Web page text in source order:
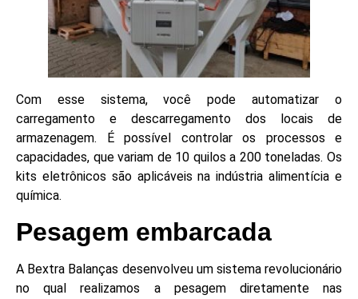
Com esse sistema, você pode automatizar o
carregamento e descarregamento dos locais de
armazenagem. É possível controlar os processos e
capacidades, que variam de 10 quilos a 200 toneladas. Os
kits eletrônicos são aplicáveis na indústria alimentícia e
química.
Pesagem embarcada
A Bextra Balanças desenvolveu um sistema revolucionário
no qual realizamos a pesagem diretamente nas